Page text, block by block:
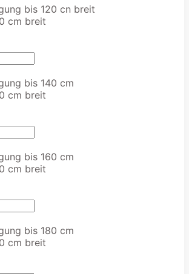
cm breit
cm breit
cm breit
cm breit